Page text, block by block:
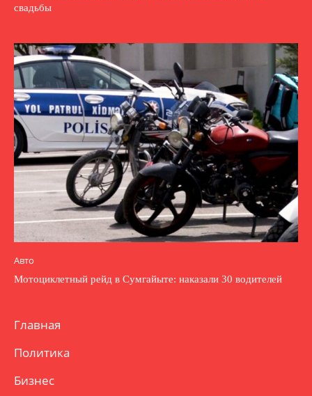
свадьбы
Авто
Мотоциклетный рейд в Сумгайыте: наказали 30 водителей
Главная
Политика
Бизнес